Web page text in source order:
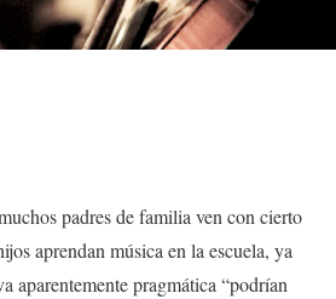
padres de familia ven con cierto
aprendan música en la escuela, ya
aparentemente pragmática “podrían